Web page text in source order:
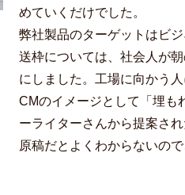
めていくだけでした。
弊社製品のターゲットはビ
送枠については、社会人が
にしました。工場に向かう
CMのイメージとして「埋も
ーライターさんから提案さ
原稿だとよくわからないの